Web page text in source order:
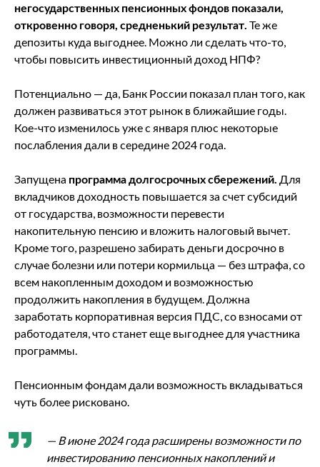
негосударственных пенсионных фондов показали,
откровенно говоря, средненький результат. Те же
депозиты куда выгоднее. Можно ли сделать что-то,
чтобы повысить инвестиционный доход НПФ?
Потенциально — да, Банк России показал план того, как
должен развиваться этот рынок в ближайшие годы.
Кое-что изменилось уже с января плюс некоторые
послабления дали в середине 2024 года.
Запущена программа долгосрочных сбережений. Для
вкладчиков доходность повышается за счет субсидий
от государства, возможности перевести
накопительную пенсию и вложить налоговый вычет.
Кроме того, разрешено забирать деньги досрочно в
случае болезни или потери кормильца — без штрафа, со
всем накопленным доходом и возможностью
продолжить накопления в будущем. Должна
заработать корпоративная версия ПДС, со взносами от
работодателя, что станет еще выгоднее для участника
программы.
Пенсионным фондам дали возможность вкладываться
чуть более рисковано.
— В июне 2024 года расширены возможности по
инвестированию пенсионных накоплений и